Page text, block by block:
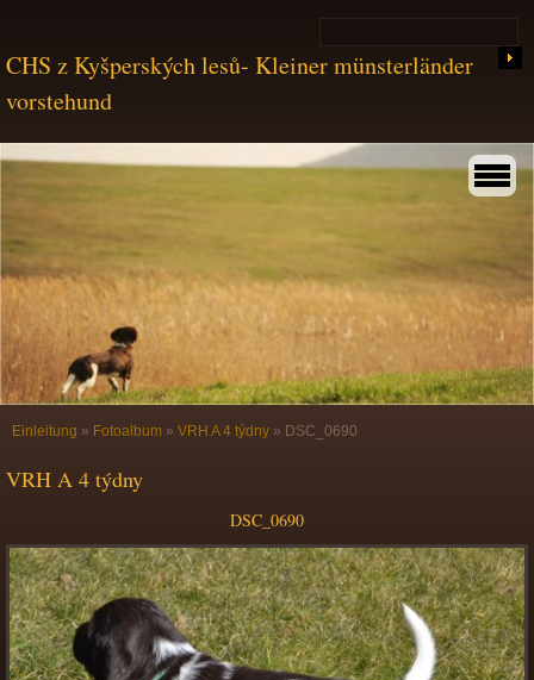
CHS z Kyšperských lesů- Kleiner münsterländer
vorstehund
Einleitung » Fotoalbum » VRH A 4 týdny » DSC_0690
VRH A 4 týdny
DSC_0690